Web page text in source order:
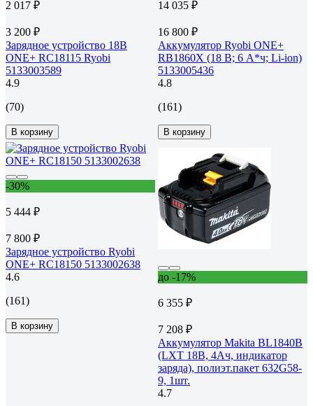
2 017 ₽
3 200 ₽
Зарядное устройство 18В
ONE+ RC18115 Ryobi
5133003589
4.9
(70)
В корзину
14 035 ₽
16 800 ₽
Аккумулятор Ryobi ONE+
RB1860X (18 В; 6 А*ч; Li-ion)
5133005436
4.8
(161)
В корзину
-30%
5 444 ₽
7 800 ₽
Зарядное устройство Ryobi
ONE+ RC18150 5133002638
4.6
(161)
В корзину
до -17%
6 355 ₽
7 208 ₽
Аккумулятор Makita BL1840B
(LXT 18В, 4Ач, индикатор
заряда), полиэт.пакет 632G58-
9, 1шт.
4.7